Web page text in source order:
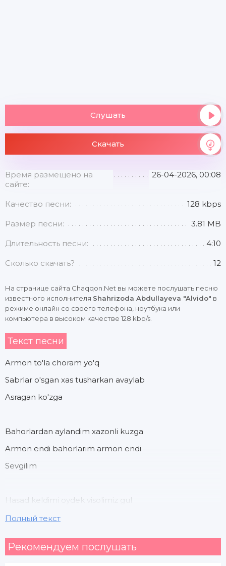
Слушать
Скачать
Время размещено на
сайте:
26-04-2026, 00:08
Качество песни: 128 kbps
Размер песни: 3.81 MB
Длительность песни: 4:10
Сколько скачать? 12
На странице сайта Chaqqon.Net вы можете послушать песню
известного исполнителя Shahrizoda Abdullayeva "Alvido" в
режиме онлайн со своего телефона, ноутбука или
компьютера в высоком качестве 128 kbp/s.
Текст песни
Armon to'la choram yo'q
Sabrlar o'sgan xas tusharkan avaylab
Asragan ko'zga
Bahorlardan aylandim xazonli kuzga
Armon endi bahorlarim armon endi
Sevgilim
Hasad keldimi oydek visolimiz gul
Ko'zlar tegdimi guldek yo sevgimizga
Полный текст
Рекомендуем послушать